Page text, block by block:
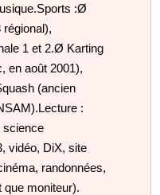
:Ø
régional),
1 et 2.Ø Karting
en août 2001),
(ancien
:
science
vidéo, DiX, site
randonnées,
moniteur).